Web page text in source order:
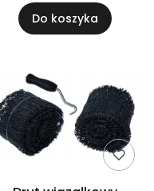
Do koszyka